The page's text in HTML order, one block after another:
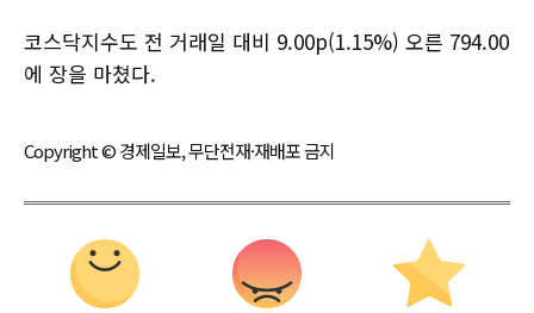
코스닥지수도 전 거래일 대비 9.00p(1.15%) 오른 794.00
에 장을 마쳤다.
Copyright © 경제일보, 무단전재·재배포 금지